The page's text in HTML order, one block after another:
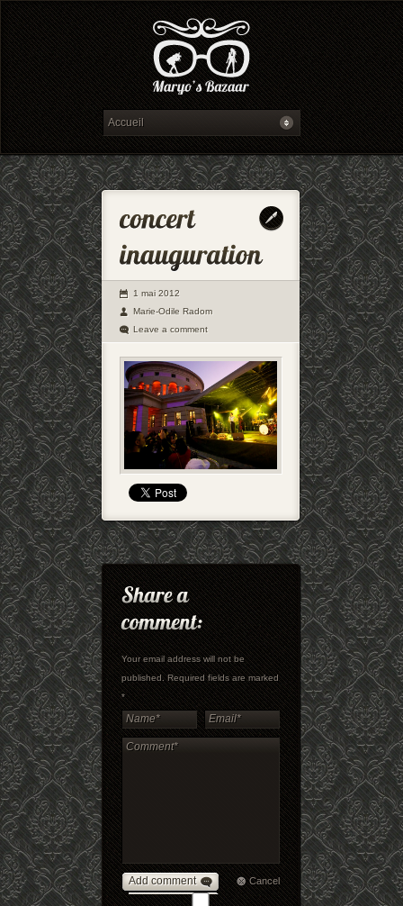
1 mai 2012
Marie-Odile Radom
Leave a comment
Your email address will not be
published. Required fields are marked
*
Add comment Cancel